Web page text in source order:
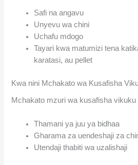
Safi na angavu
Unyevu wa chini
Uchafu mdogo
Tayari kwa matumizi tena
karatasi, au pellet
Kwa nini Mchakato wa Kusafisha
Mchakato mzuri wa kusafisha
Thamani ya juu ya bidhaa
Gharama za uendeshaji za
Utendaji thabiti wa uzalishaji